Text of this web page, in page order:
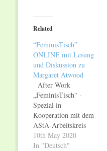
(Opens
in
new
Related
“FeminisTisch”
ONLINE mit Lesung
und Diskussion zu
Margaret Atwood
After Work
„FeminisTisch“ -
Spezial in
Kooperation mit dem
AStA-Arbeitskreis
Feminismus der UdS:
Lesung und
10th May 2020
In "Deutsch"